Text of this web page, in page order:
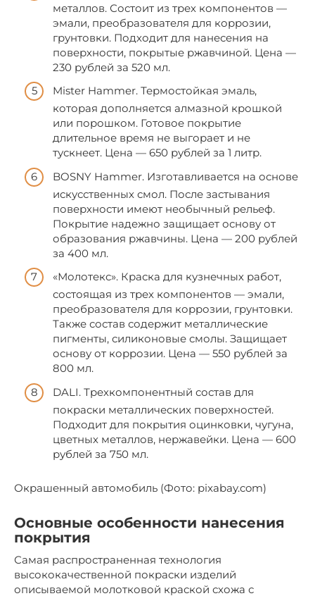
металлов. Состоит из трех компонентов —
эмали, преобразователя для коррозии,
грунтовки. Подходит для нанесения на
поверхности, покрытые ржавчиной. Цена —
230 рублей за 520 мл.
Mister Hammer. Термостойкая эмаль,
которая дополняется алмазной крошкой
или порошком. Готовое покрытие
длительное время не выгорает и не
тускнеет. Цена — 650 рублей за 1 литр.
BOSNY Hammer. Изготавливается на основе
искусственных смол. После застывания
поверхности имеют необычный рельеф.
Покрытие надежно защищает основу от
образования ржавчины. Цена — 200 рублей
за 400 мл.
«Молотекс». Краска для кузнечных работ,
состоящая из трех компонентов — эмали,
преобразователя для коррозии, грунтовки.
Также состав содержит металлические
пигменты, силиконовые смолы. Защищает
основу от коррозии. Цена — 550 рублей за
800 мл.
DALI. Трехкомпонентный состав для
покраски металлических поверхностей.
Подходит для покрытия оцинковки, чугуна,
цветных металлов, нержавейки. Цена — 600
рублей за 750 мл.
Окрашенный автомобиль (Фото: pixabay.com)
Основные особенности нанесения
покрытия
Самая распространенная технология
высококачественной покраски изделий
описываемой молотковой краской схожа с